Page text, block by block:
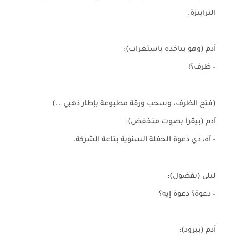
الترابيزة.
آدم (وهو بياخده باستغراب):
– ظرف؟!
(فتح الظرف، وسحب ورقة مطبوعة بإطار ذهبي...)
آدم (بيقرأ بصوت منخفض):
– آه، دي دعوة الحفلة السنوية بتاعة الشركة.
ليلى (بفضول):
– دعوة؟ دعوة إيه؟
آدم (ببرود):